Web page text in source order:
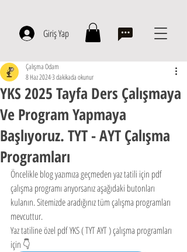
Giriş Yap
YKS 2025 Tayfa Ders Çalışmaya
Ve Program Yapmaya
Başlıyoruz. TYT - AYT Çalışma
Programları
Çalışma Odam
8 Haz 20243 dakikada okunur
Öncelikle blog yazımıza geçmeden yaz tatili için pdf
çalışma programı arıyorsanız aşağıdaki butonları
kulanın. Sitemizde aradığınız tüm çalışma programları
mevcuttur.
Yaz tatiline özel pdf YKS ( TYT AYT ) çalışma programları
için 👇